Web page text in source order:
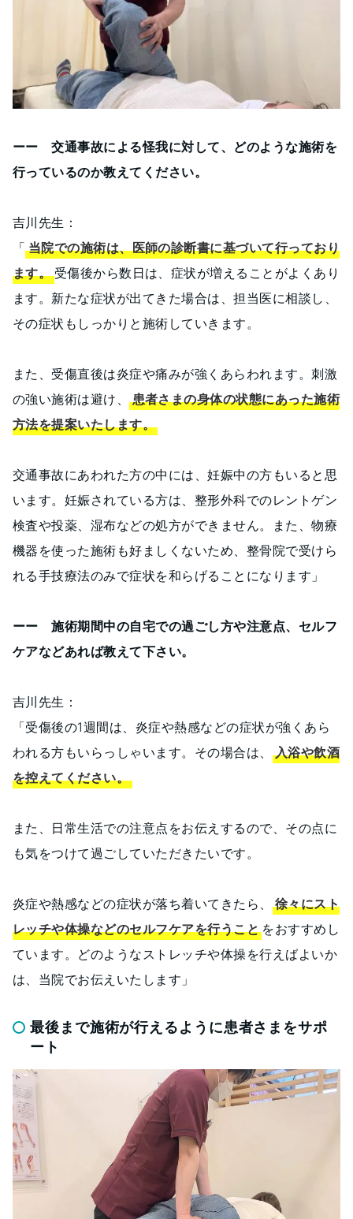
ーー 交通事故による怪我に対して、どのような施術を
行っているのか教えてください。
吉川先生：
「当院での施術は、医師の診断書に基づいて行っており
ます。受傷後から数日は、症状が増えることがよくあり
ます。新たな症状が出てきた場合は、担当医に相談し、
その症状もしっかりと施術していきます。
また、受傷直後は炎症や痛みが強くあらわれます。刺激
の強い施術は避け、患者さまの身体の状態にあった施術
方法を提案いたします。
交通事故にあわれた方の中には、妊娠中の方もいると思
います。妊娠されている方は、整形外科でのレントゲン
検査や投薬、湿布などの処方ができません。また、物療
機器を使った施術も好ましくないため、整骨院で受けら
れる手技療法のみで症状を和らげることになります」
ーー 施術期間中の自宅での過ごし方や注意点、セルフ
ケアなどあれば教えて下さい。
吉川先生：
「受傷後の1週間は、炎症や熱感などの症状が強くあら
われる方もいらっしゃいます。その場合は、
入浴や飲酒
を控えてください。
また、日常生活での注意点をお伝えするので、その点に
も気をつけて過ごしていただきたいです。
炎症や熱感などの症状が落ち着いてきたら、
徐々にスト
レッチや体操などのセルフケアを行うこと をおすすめし
ています。どのようなストレッチや体操を行えばよいか
は、当院でお伝えいたします」
最後まで施術が行えるように患者さまをサポ
ート